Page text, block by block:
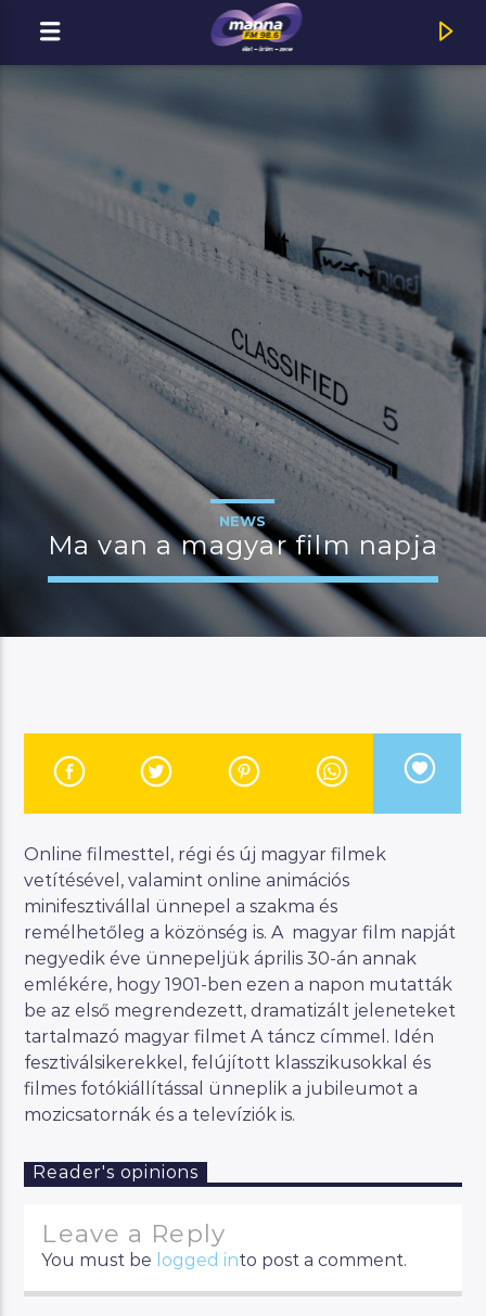
MOST ADÁSBAN
Title
Artist
MANNA DÉLUTÁN
River
Manna FM
NEWS
Ma van a magyar film napja
Online filmesttel, régi és új magyar filmek
vetítésével, valamint online animációs
minifesztivállal ünnepel a szakma és
remélhetőleg a közönség is. A magyar film napját
negyedik éve ünnepeljük április 30-án annak
emlékére, hogy 1901-ben ezen a napon mutatták
be az első megrendezett, dramatizált jeleneteket
tartalmazó magyar filmet A táncz címmel. Idén
fesztiválsikerekkel, felújított klasszikusokkal és
filmes fotókiállítással ünneplik a jubileumot a
mozicsatornák és a televíziók is.
Reader's opinions
Leave a Reply
You must be logged into post a comment.